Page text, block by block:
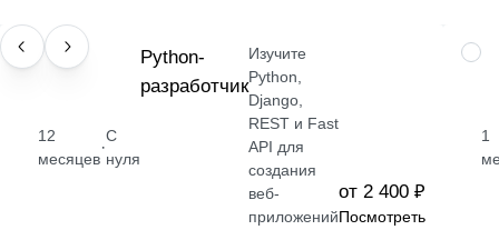
ПРОФЕССИЯ
12
месяцев
·
С
нуля
Python-
разработчик
Изучите
Python,
Django,
REST и Fast
API для
создания
веб-
приложений
от 2 400 ₽
Посмотреть
1